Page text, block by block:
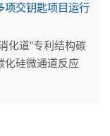
项交钥匙项目运行
化道”专利结构碳
化硅微通道反应
统迭代。